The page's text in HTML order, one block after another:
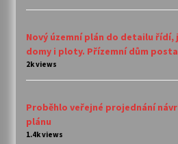
Nový územní plán do detailu
domy i ploty. Přízemní dům
2k views
Proběhlo veřejné projednání
plánu
1.4k views